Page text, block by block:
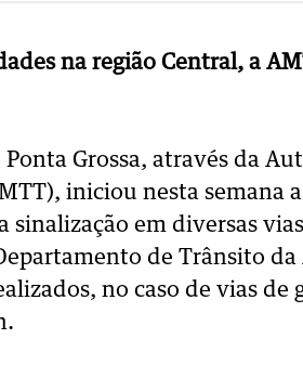
na região Central, a
Grossa, através da
iniciou nesta semana
sinalização em diversas
de Trânsito
no caso de vias